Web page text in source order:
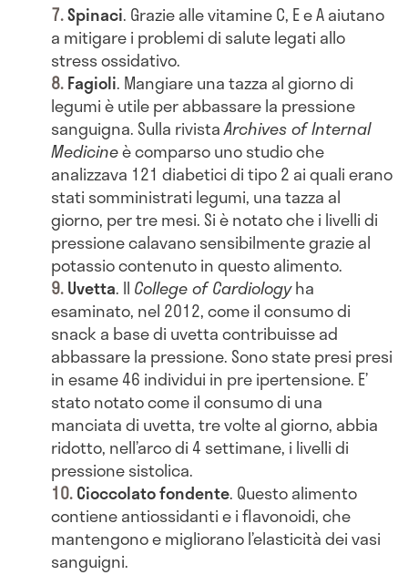
Spinaci. Grazie alle vitamine C, E e A aiutano
a mitigare i problemi di salute legati allo
stress ossidativo.
Fagioli. Mangiare una tazza al giorno di
legumi è utile per abbassare la pressione
sanguigna. Sulla rivistaArchives of Internal
Medicineè comparso uno studio che
analizzava 121 diabetici di tipo 2 ai quali erano
stati somministrati legumi, una tazza al
giorno, per tre mesi. Si è notato che i livelli di
pressione calavano sensibilmente grazie al
potassio contenuto in questo alimento.
Uvetta. Il College of Cardiologyha
esaminato, nel 2012, come il consumo di
snack a base di uvetta contribuisse ad
abbassare la pressione. Sono state presi presi
in esame 46 individui in pre ipertensione. E’
stato notato come il consumo di una
manciata di uvetta, tre volte al giorno, abbia
ridotto, nell’arco di 4 settimane, i livelli di
pressione sistolica.
Cioccolato fondente. Questo alimento
contiene antiossidanti e i flavonoidi, che
mantengono e migliorano l’elasticità dei vasi
sanguigni.